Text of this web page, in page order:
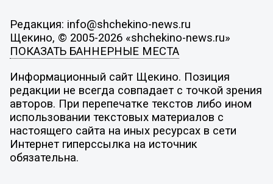
Редакция: info@shchekino-news.ru
Щекино, © 2005-2026 «shchekino-news.ru»
ПОКАЗАТЬ БАННЕРНЫЕ МЕСТА
Информационный сайт Щекино. Позиция
редакции не всегда совпадает с точкой зрения
авторов. При перепечатке текстов либо ином
использовании текстовых материалов с
настоящего сайта на иных ресурсах в сети
Интернет гиперссылка на источник
обязательна.